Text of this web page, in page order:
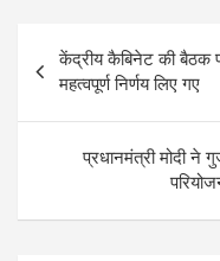
k
Post
navigation
केंद्रीय कैबिनेट की बैठक
महत्वपूर्ण निर्णय लिए गए
प्रधानमंत्री मोदी ने